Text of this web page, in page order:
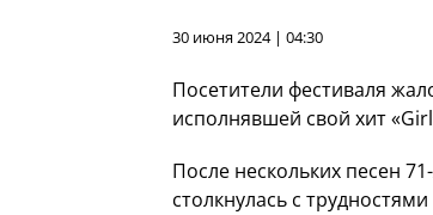
30 июня 2024 | 04:30
Посетители фестиваля
исполнявшей свой хит
После нескольких песен
столкнулась с